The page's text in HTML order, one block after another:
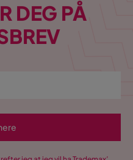
DEG PÅ